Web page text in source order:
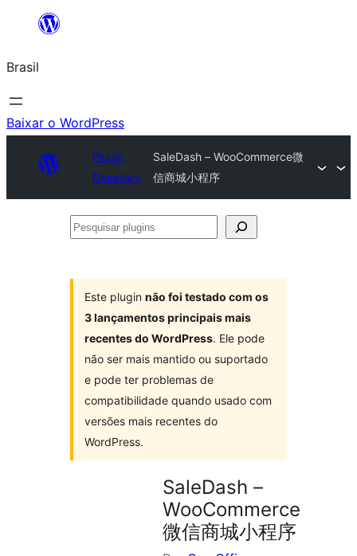
o
conteúdo
Brasil
Baixar o WordPress
Plugin
Directory
SaleDash – WooCommerce微
信商城小程序
Pesquisar
Este plugin não foi testado com os
3 lançamentos principais mais
recentes do WordPress. Ele pode
não ser mais mantido ou suportado
e pode ter problemas de
compatibilidade quando usado com
versões mais recentes do
WordPress.
SaleDash –
WooCommerce
微信商城小程序